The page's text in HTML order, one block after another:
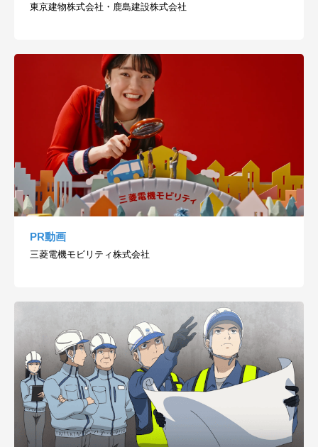
東京建物株式会社・鹿島建設株式会社
PR動画
三菱電機モビリティ株式会社